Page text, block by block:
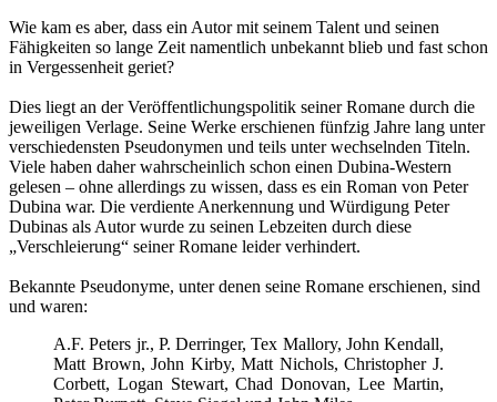
Wie kam es aber, dass ein Autor mit seinem Talent und seinen
Fähigkeiten so lange Zeit namentlich unbekannt blieb und fast schon
in Vergessenheit geriet?
Dies liegt an der Veröffentlichungspolitik seiner Romane durch die
jeweiligen Verlage. Seine Werke erschienen fünfzig Jahre lang unter
verschiedensten Pseudonymen und teils unter wechselnden Titeln.
Viele haben daher wahrscheinlich schon einen Dubina-Western
gelesen – ohne allerdings zu wissen, dass es ein Roman von Peter
Dubina war. Die verdiente Anerkennung und Würdigung Peter
Dubinas als Autor wurde zu seinen Lebzeiten durch diese
„Verschleierung“ seiner Romane leider verhindert.
Bekannte Pseudonyme, unter denen seine Romane erschienen, sind
und waren:
A.F. Peters jr., P. Derringer, Tex Mallory, John Kendall,
Matt Brown, John Kirby, Matt Nichols, Christopher J.
Corbett, Logan Stewart, Chad Donovan, Lee Martin,